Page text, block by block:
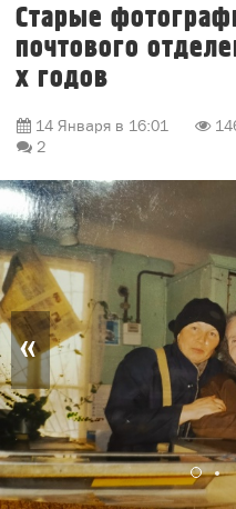
Старые
почтового
х годов
14 Января в 16:01
2
«